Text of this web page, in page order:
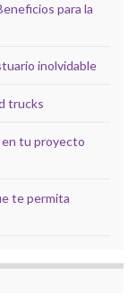
para la
inolvidable
trucks
en tu proyecto
te permita